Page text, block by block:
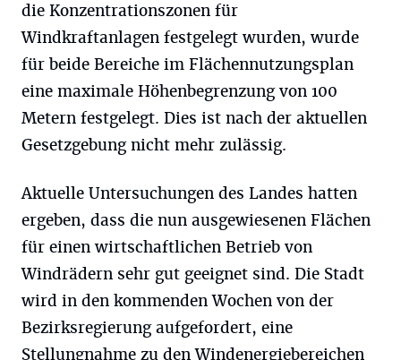
die Konzentrationszonen für
Windkraftanlagen festgelegt wurden, wurde
für beide Bereiche im Flächennutzungsplan
eine maximale Höhenbegrenzung von 100
Metern festgelegt. Dies ist nach der aktuellen
Gesetzgebung nicht mehr zulässig.
Aktuelle Untersuchungen des Landes hatten
ergeben, dass die nun ausgewiesenen Flächen
für einen wirtschaftlichen Betrieb von
Windrädern sehr gut geeignet sind. Die Stadt
wird in den kommenden Wochen von der
Bezirksregierung aufgefordert, eine
Stellungnahme zu den Windenergiebereichen